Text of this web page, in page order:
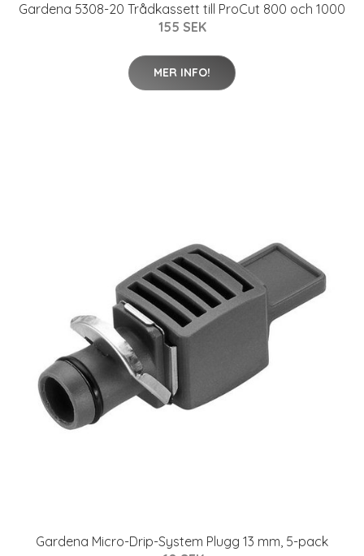
Gardena 5308-20 Trådkassett till ProCut 800 och 1000
155 SEK
MER INFO!
Gardena Micro-Drip-System Plugg 13 mm, 5-pack